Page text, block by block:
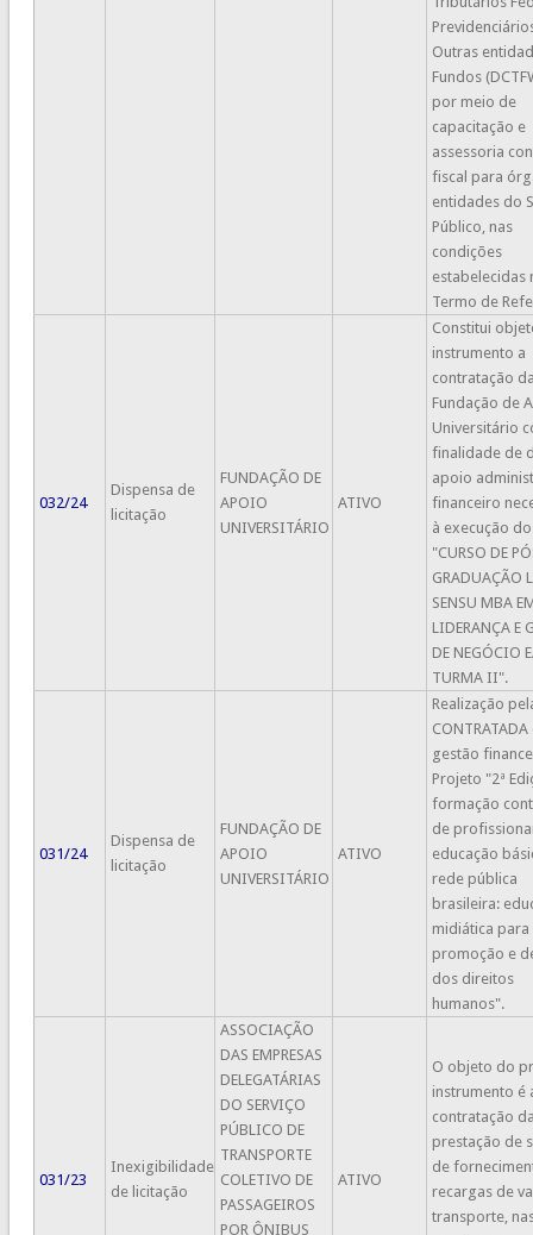
Outras
Fundos
por meio de
capacitação e
assessoria
fiscal para
entidades do
Público, nas
condições
estabelecidas
Termo de
032/24
Dispensa de
licitação
FUNDAÇÃO DE
APOIO
UNIVERSITÁRIO
ATIVO
Constitui
instrumento a
contratação
Fundação de
Universitário
finalidade de
apoio
financeiro
à execução
"CURSO DE
GRADUAÇÃO
SENSU MBA
LIDERANÇA E
DE NEGÓCIO
TURMA II".
031/24
Dispensa de
licitação
FUNDAÇÃO DE
APOIO
UNIVERSITÁRIO
ATIVO
Realização
CONTRATADA
gestão
Projeto "2ª
formação
de
educação
rede pública
brasileira:
midiática para
promoção e
dos direitos
humanos".
031/23
Inexigibilidade
de licitação
ASSOCIAÇÃO
DAS EMPRESAS
DELEGATÁRIAS
DO SERVIÇO
PÚBLICO DE
TRANSPORTE
COLETIVO DE
PASSAGEIROS
POR ÔNIBUS
ATIVO
O objeto do
instrumento é
contratação
prestação de
de
recargas de
transporte,